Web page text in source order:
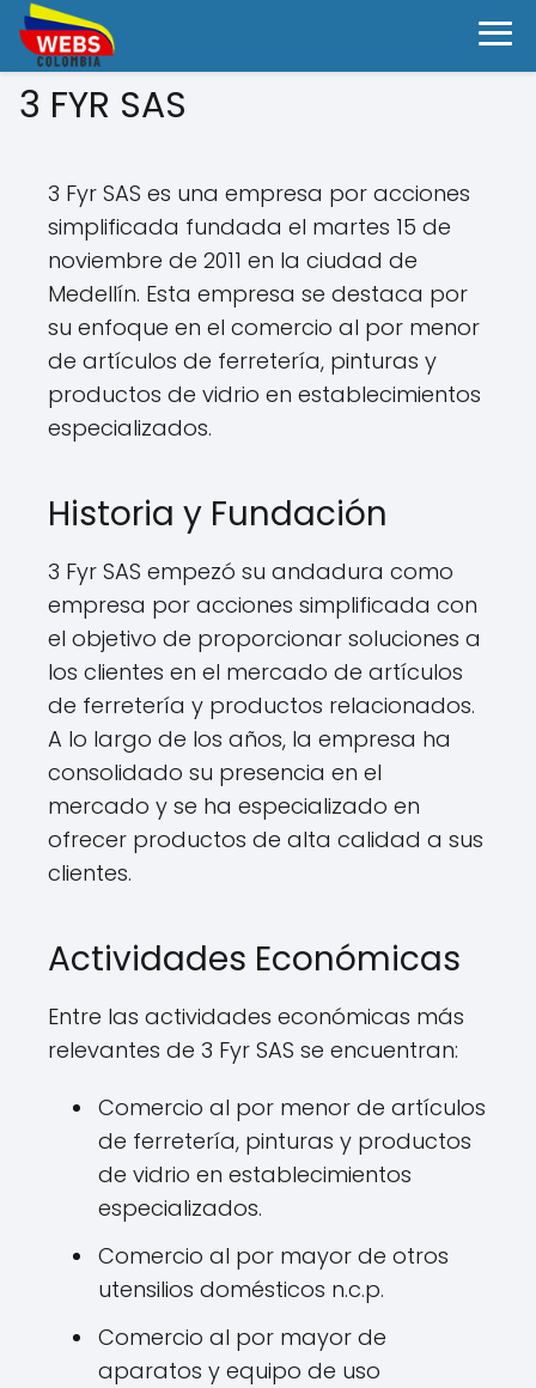
3 FYR SAS
3 Fyr SAS es una empresa por acciones
simplificada fundada el martes 15 de
noviembre de 2011 en la ciudad de
Medellín. Esta empresa se destaca por
su enfoque en el comercio al por menor
de artículos de ferretería, pinturas y
productos de vidrio en establecimientos
especializados.
Historia y Fundación
3 Fyr SAS empezó su andadura como
empresa por acciones simplificada con
el objetivo de proporcionar soluciones a
los clientes en el mercado de artículos
de ferretería y productos relacionados.
A lo largo de los años, la empresa ha
consolidado su presencia en el
mercado y se ha especializado en
ofrecer productos de alta calidad a sus
clientes.
Actividades Económicas
Entre las actividades económicas más
relevantes de 3 Fyr SAS se encuentran:
Comercio al por menor de artículos
de ferretería, pinturas y productos
de vidrio en establecimientos
especializados.
Comercio al por mayor de otros
utensilios domésticos n.c.p.
Comercio al por mayor de
aparatos y equipo de uso